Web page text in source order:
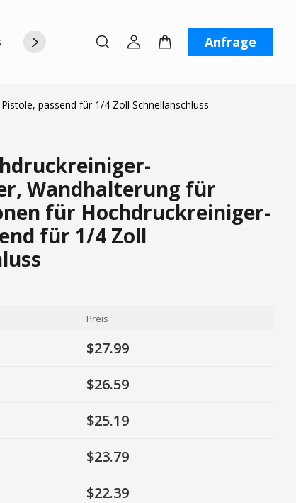
Über uns Kontaktiere unsAnfrage
passend für 1/4 Zoll Schnellanschluss
Wandhalterung für
für Hochdruckreiniger-
für 1/4 Zoll
Preis
$27.99
$26.59
$25.19
$23.79
$22.39